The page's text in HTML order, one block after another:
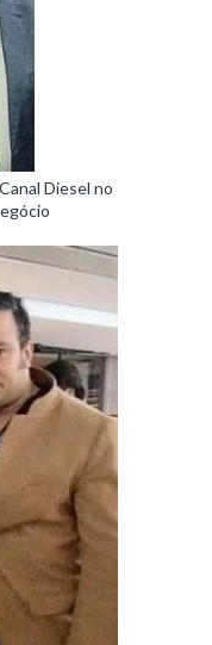
Diesel no